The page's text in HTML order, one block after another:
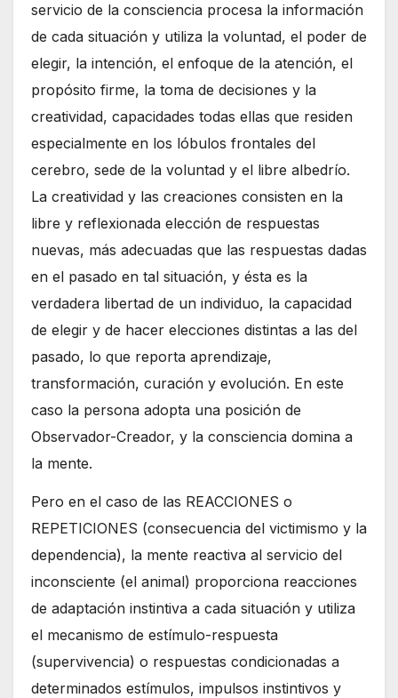
servicio de la consciencia procesa la información
de cada situación y utiliza la voluntad, el poder de
elegir, la intención, el enfoque de la atención, el
propósito firme, la toma de decisiones y la
creatividad, capacidades todas ellas que residen
especialmente en los lóbulos frontales del
cerebro, sede de la voluntad y el libre albedrío.
La creatividad y las creaciones consisten en la
libre y reflexionada elección de respuestas
nuevas, más adecuadas que las respuestas dadas
en el pasado en tal situación, y ésta es la
verdadera libertad de un individuo, la capacidad
de elegir y de hacer elecciones distintas a las del
pasado, lo que reporta aprendizaje,
transformación, curación y evolución. En este
caso la persona adopta una posición de
Observador-Creador, y la consciencia domina a
la mente.
Pero en el caso de las REACCIONES o
REPETICIONES (consecuencia del victimismo y la
dependencia), la mente reactiva al servicio del
inconsciente (el animal) proporciona reacciones
de adaptación instintiva a cada situación y utiliza
el mecanismo de estímulo-respuesta
(supervivencia) o respuestas condicionadas a
determinados estímulos, impulsos instintivos y